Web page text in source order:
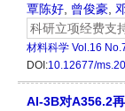
覃陈好 曾俊豪
科研立项经费支
材料科学 Vol.16
DOI:10.12677/
Al-3B对A356.2